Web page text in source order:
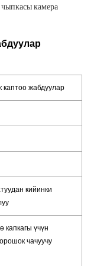
камера
каптоо жабдуулар
кийинки
капкагы үчүн
чачуучу